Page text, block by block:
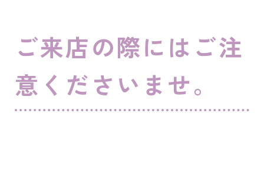
ご来店の際にはご注
意くださいませ。